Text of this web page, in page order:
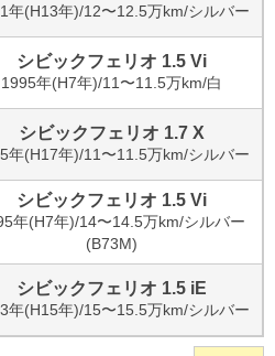
年(H13年)/12〜12.5万km/シルバー
シビックフェリオ 1.5 Vi
1995年(H7年)/11〜11.5万km/白
シビックフェリオ 1.7 X
年(H17年)/11〜11.5万km/シルバー
シビックフェリオ 1.5 Vi
年(H7年)/14〜14.5万km/シルバー
(B73M)
シビックフェリオ 1.5 iE
年(H15年)/15〜15.5万km/シルバー